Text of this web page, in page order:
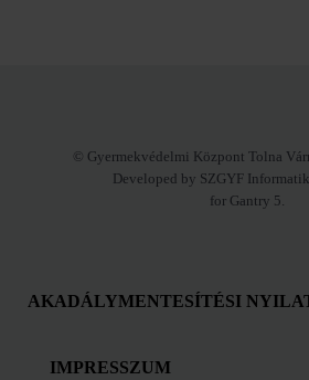
© Gyermekvédelmi Központ Tolna
Developed by SZGYF
for Gantry 5.
AKADÁLYMENTESÍTÉSI
IMPRESSZUM